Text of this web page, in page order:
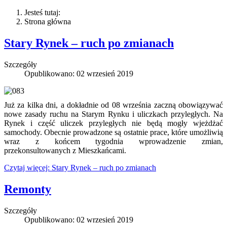
Jesteś tutaj:
Strona główna
Stary Rynek – ruch po zmianach
Szczegóły
Opublikowano: 02 wrzesień 2019
Już za kilka dni, a dokładnie od 08 września zaczną obowiązywać
nowe zasady ruchu na Starym Rynku i uliczkach przyległych. Na
Rynek i część uliczek przyległych nie będą mogły wjeżdżać
samochody. Obecnie prowadzone są ostatnie prace, które umożliwią
wraz z końcem tygodnia wprowadzenie zmian,
przekonsultowanych z Mieszkańcami.
Czytaj więcej: Stary Rynek – ruch po zmianach
Remonty
Szczegóły
Opublikowano: 02 wrzesień 2019